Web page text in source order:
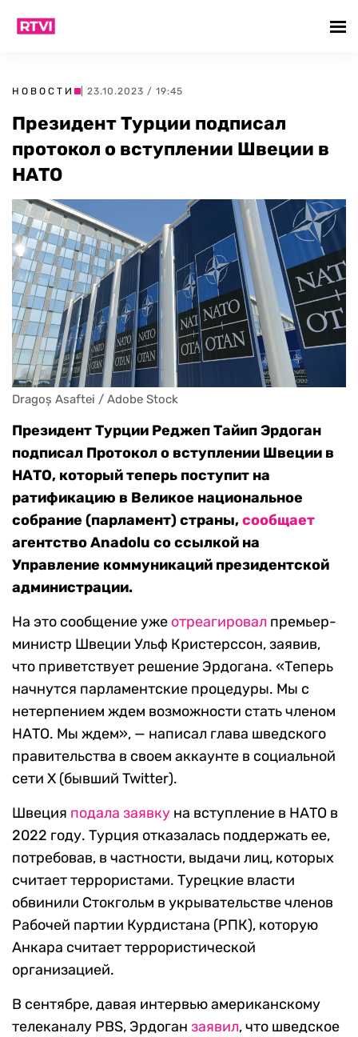
НОВОСТИ | 23.10.2023 / 19:45
Президент Турции подписал
протокол о вступлении Швеции в
НАТО
Dragoș Asaftei / Adobe Stock
Президент Турции Реджеп Тайип Эрдоган
подписал Протокол о вступлении Швеции в
НАТО, который теперь поступит на
ратификацию в Великое национальное
собрание (парламент) страны,сообщает
агентство Anadolu со ссылкой на
Управление коммуникаций президентской
администрации.
На это сообщение уже отреагировал премьер-
министр Швеции Ульф Кристерссон, заявив,
что приветствует решение Эрдогана. «Теперь
начнутся парламентские процедуры. Мы с
нетерпением ждем возможности стать членом
НАТО. Мы ждем», — написал глава шведского
правительства в своем аккаунте в социальной
сети Х (бывший Twitter).
Швеция подала заявку на вступление в НАТО в
2022 году. Турция отказалась поддержать ее,
потребовав, в частности, выдачи лиц, которых
считает террористами. Турецкие власти
обвинили Стокгольм в укрывательстве членов
Рабочей партии Курдистана (РПК), которую
Анкара считает террористической
организацией.
В сентябре, давая интервью американскому
телеканалу PBS, Эрдоган заявил, что шведское